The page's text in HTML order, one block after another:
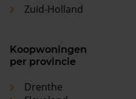
Zuid-Holland
Koopwoningen
per provincie
Drenthe